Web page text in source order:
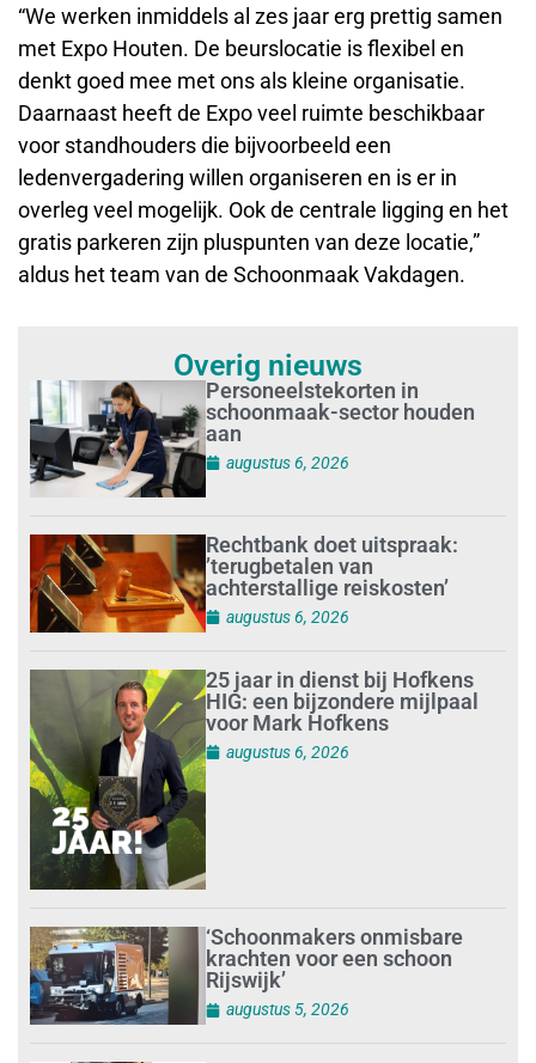
“We werken inmiddels al zes jaar erg prettig samen
met Expo Houten. De beurslocatie is flexibel en
denkt goed mee met ons als kleine organisatie.
Daarnaast heeft de Expo veel ruimte beschikbaar
voor standhouders die bijvoorbeeld een
ledenvergadering willen organiseren en is er in
overleg veel mogelijk. Ook de centrale ligging en het
gratis parkeren zijn pluspunten van deze locatie,”
aldus het team van de Schoonmaak Vakdagen.
Overig nieuws
Personeelstekorten in
schoonmaak-sector houden
aan
augustus 6, 2026
Rechtbank doet uitspraak:
’terugbetalen van
achterstallige reiskosten’
augustus 6, 2026
25 jaar in dienst bij Hofkens
HIG: een bijzondere mijlpaal
voor Mark Hofkens
augustus 6, 2026
‘Schoonmakers onmisbare
krachten voor een schoon
Rijswijk’
augustus 5, 2026